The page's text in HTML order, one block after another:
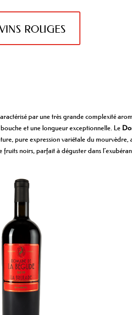
rouges
par une très grande complexité
et une longueur exceptionnelle. Le
pure expression variétale du
fruits noirs, parfait à déguster dans